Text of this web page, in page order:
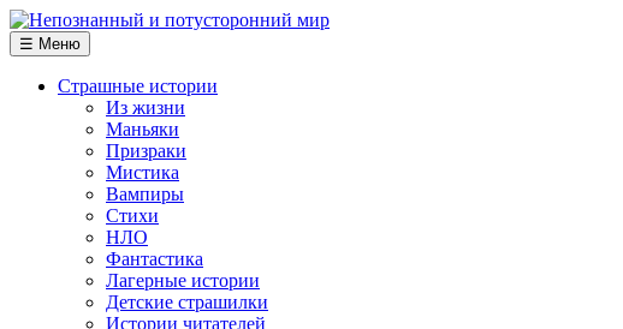
☰ Меню
Страшные истории
Из жизни
Маньяки
Призраки
Мистика
Вампиры
Стихи
НЛО
Фантастика
Лагерные истории
Детские страшилки
Истории читателей